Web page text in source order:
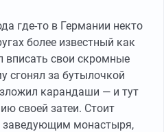
где-то в Германии некто
более известный как
вписать свои скромные
сгонял за бутылочкой
карандаши — и тут
своей затеи. Стоит
заведующим монастыря,